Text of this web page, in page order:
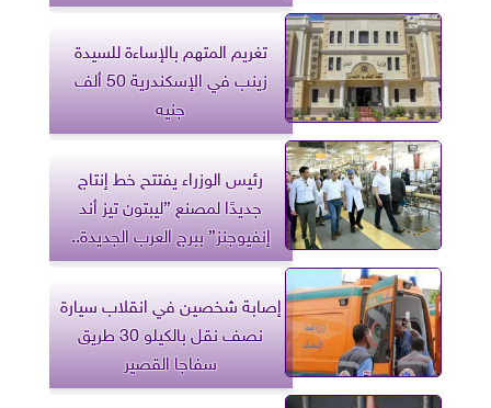
تغريم المتهم بالإساءة للسيدة
زينب في الإسكندرية 50 ألف
جنيه
رئيس الوزراء يفتتح خط إنتاج
جديدًا لمصنع ”ليبتون تيز أند
إنفيوجنز” ببرج العرب الجديدة..
صور
إصابة شخصين في انقلاب سيارة
نصف نقل بالكيلو 30 طريق
سفاجا القصير